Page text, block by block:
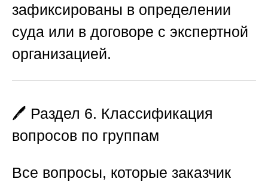
зафиксированы в определении
суда или в договоре с экспертной
организацией.
🖊️ Раздел 6. Классификация
вопросов по группам
Все вопросы, которые заказчик